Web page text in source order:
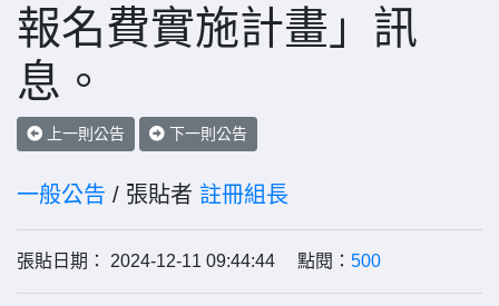
報名費實施計畫」訊
息。
上一則公告 下一則公告
一般公告 / 張貼者 註冊組長
張貼日期： 2024-12-11 09:44:44 點閱： 500